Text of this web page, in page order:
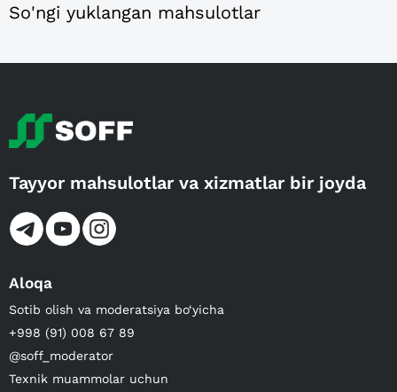
So'ngi yuklangan mahsulotlar
Tayyor mahsulotlar va xizmatlar bir joyda
Aloqa
Sotib olish va moderatsiya bo‘yicha
+998 (91) 008 67 89
@soff_moderator
Texnik muammolar uchun